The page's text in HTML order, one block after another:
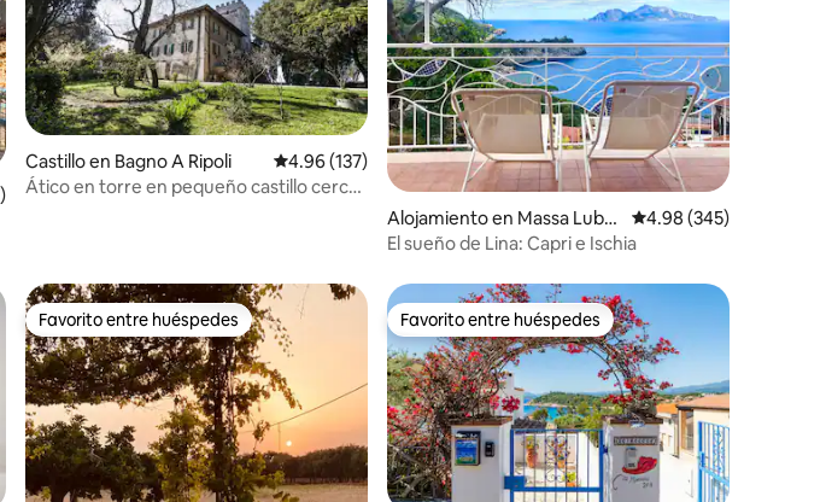
promedio: 4.96 de 5, 117 reseñas
Castillo en Bagno A Ripoli Calificación promedio: 4.96 de 5, 137 reseñas
4.96 (137)
Ático en torre en pequeño castillo cerca
Alojamiento en Massa Lubre
nse
Calificación promedio:
4.98 (345)
El sueño de Lina: Capri e Ischia
Favorito entre huéspedes
Favorito entre huéspedes Favorito entre huéspedes
Favorito entre huéspedes